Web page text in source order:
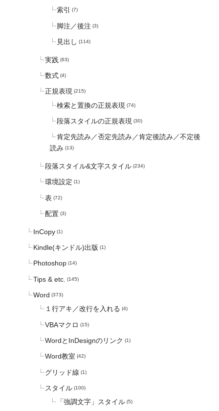
索引 (7)
脚注／後注 (3)
見出し (114)
実践 (63)
数式 (4)
正規表現 (215)
検索と置換の正規表現 (74)
段落スタイルの正規表現 (30)
肯定先読み／否定先読み／肯定後読み／不定後
読み (13)
段落スタイル&文字スタイル (234)
環境設定 (1)
表 (72)
配置 (3)
InCopy (1)
Kindle(キンドル)出版 (1)
Photoshop (14)
Tips & etc. (145)
Word (373)
１行アキ／改行を入れる (4)
VBAマクロ (15)
WordとInDesignのリンク (1)
Word教室 (42)
グリッド線 (1)
スタイル (100)
「強調文字」スタイル (5)